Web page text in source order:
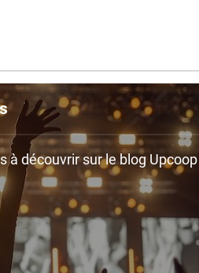
à découvrir sur le blog Upcoop